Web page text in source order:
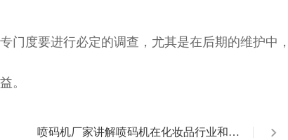
度要进行必定的调查，尤其是在后期的维护中
。
喷码机厂家讲解喷码机在化妆品行业和乳